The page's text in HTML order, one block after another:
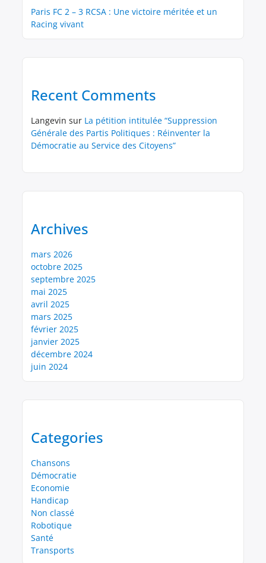
Paris FC 2 – 3 RCSA : Une victoire méritée et un
Racing vivant
Recent Comments
Langevin sur La pétition intitulée “Suppression
Générale des Partis Politiques : Réinventer la
Démocratie au Service des Citoyens”
Archives
mars 2026
octobre 2025
septembre 2025
mai 2025
avril 2025
mars 2025
février 2025
janvier 2025
décembre 2024
juin 2024
Categories
Chansons
Démocratie
Economie
Handicap
Non classé
Robotique
Santé
Transports